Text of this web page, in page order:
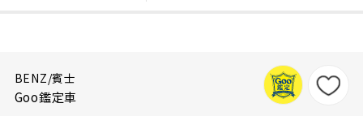
BENZ/賓士
Goo鑑定車